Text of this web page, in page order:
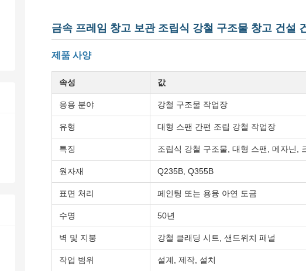
금속 프레임 창고 보관 조립식 강철 구조물 창고 건설
제품 사양
속성 값
응용 분야 강철 구조물 작업장
유형 대형 스팬 간편 조립 강철 작업장
특징 조립식 강철 구조물, 대형 스팬, 메자닌,
원자재 Q235B, Q355B
표면 처리 페인팅 또는 용융 아연 도금
수명 50년
벽 및 지붕 강철 클래딩 시트, 샌드위치 패널
작업 범위 설계, 제작, 설치